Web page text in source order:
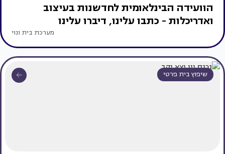
הוועידה הבינלאומית לחדשנות בעיצוב
ואדריכלות - כתבו עלינו, דיברו עלינו
מערכת בית ונוי
שיפוץ בית פרטי